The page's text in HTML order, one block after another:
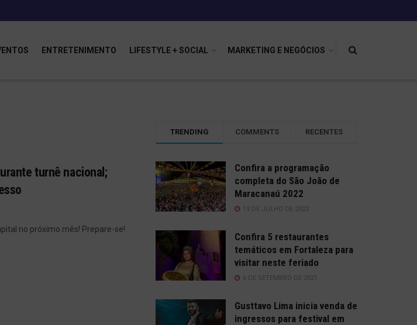
ENTRETENIMENTO LIFESTYLE + SOCIAL MARKETING E NEGÓCIOS
turnê nacional;
no próximo mês! Prepare-se!
TRENDING COMMENTS RECENTES
Confira a programação
completa do São João de
Maracanaú 2022
19 DE JULHO DE 2022
Confira 5 restaurantes
temáticos em Fortaleza para
visitar neste feriado
6 DE SETEMBRO DE 2021
Gusttavo Lima inicia venda de
ingressos para festival em